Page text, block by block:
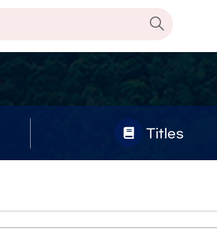
Titles